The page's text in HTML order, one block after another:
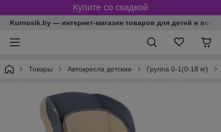
Купите со скидкой
Kurnosik.by — интернет-магазин товаров для детей и всей
Товары Автокресла детские Группа 0-1(0-18 кг)